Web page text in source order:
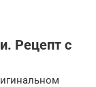
Рецепт с